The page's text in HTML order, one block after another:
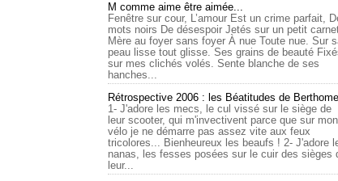
M comme aime être aimée...
Fenêtre sur cour, L’amour Est un crime parfait,
mots noirs De désespoir Jetés sur un petit
Mère au foyer sans foyer À nue Toute nue. Sur
peau lisse tout glisse. Ses grains de beauté
sur mes clichés volés. Sente blanche de ses
hanches...
Rétrospective 2006 : les Béatitudes de
1- J'adore les mecs, le cul vissé sur le siège de
leur scooter, qui m'invectivent parce que sur mon
vélo je ne démarre pas assez vite aux feux
tricolores... Bienheureux les beaufs ! 2- J'adore
nanas, les fesses posées sur le cuir des sièges
leur...